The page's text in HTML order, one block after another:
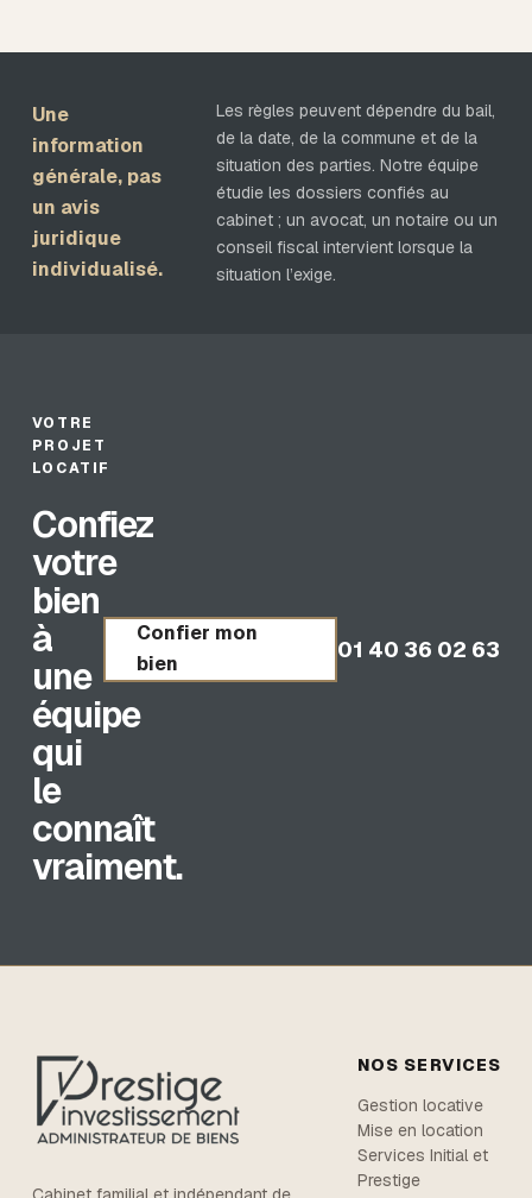
Une
information
générale, pas
un avis
juridique
individualisé.
Les règles peuvent dépendre du bail,
de la date, de la commune et de la
situation des parties. Notre équipe
étudie les dossiers confiés au
cabinet ; un avocat, un notaire ou un
conseil fiscal intervient lorsque la
situation l’exige.
VOTRE
PROJET
LOCATIF
Confiez
votre
bien
à
une
équipe
qui
le
connaît
vraiment.
Confier mon
bien
01 40 36 02 63
NOS SERVICES
Gestion locative
Mise en location
Services Initial et
Prestige